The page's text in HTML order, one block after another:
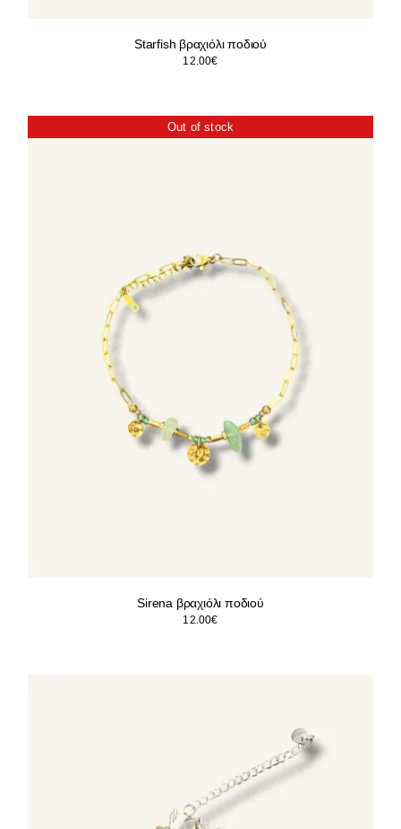
Starfish βραχιόλι ποδιού
12.00€
Out of stock
Sirena βραχιόλι ποδιού
12.00€